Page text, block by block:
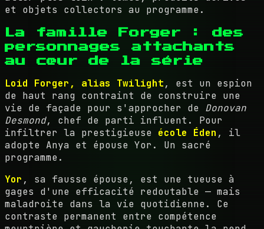
et objets collectors au programme.
La famille Forger : des
personnages attachants
au cœur de la série
Loid Forger, alias Twilight, est un espion
de haut rang contraint de construire une
vie de façade pour s'approcher de Donovan
Desmond, chef de parti influent. Pour
infiltrer la prestigieuse école Éden , il
adopte Anya et épouse Yor. Un sacré
programme.
Yor , sa fausse épouse, est une tueuse à
gages d'une efficacité redoutable — mais
maladroite dans la vie quotidienne. Ce
contraste permanent entre compétence